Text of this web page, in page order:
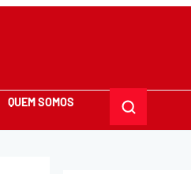
QUEM SOMOS